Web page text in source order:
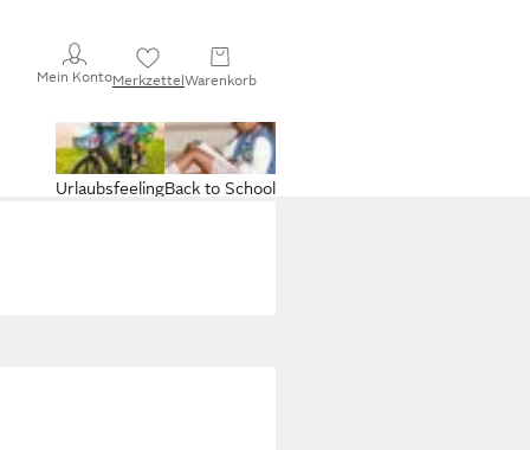
Mein KontoMerkzettelWarenkorb
Back to School
Urlaubsfeeling